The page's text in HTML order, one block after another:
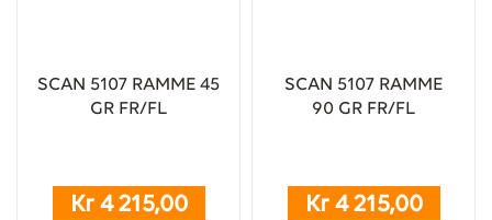
SCAN 5107 RAMME 45
GR FR/FL
Kr 4 215,00
SCAN 5107 RAMME
90 GR FR/FL
Kr 4 215,00